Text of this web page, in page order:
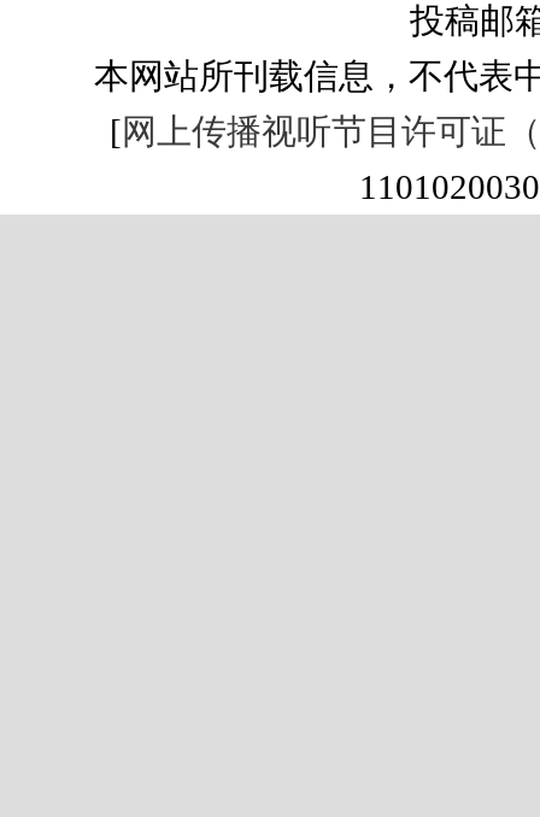
投稿邮
本网站所刊载信息，不代表
[网上传播视听节目许可证